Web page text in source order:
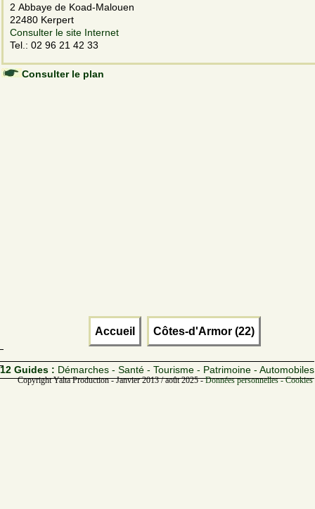
2 Abbaye de Koad-Malouen
22480 Kerpert
Consulter le site Internet
Tel.: 02 96 21 42 33
Consulter le plan
Accueil Côtes-d'Armor (22)
12 Guides : Démarches - Santé - Tourisme - Patrimoine - Automobiles
Copyright Yalta Production - Janvier 2013 / août 2025 -Données personnelles -